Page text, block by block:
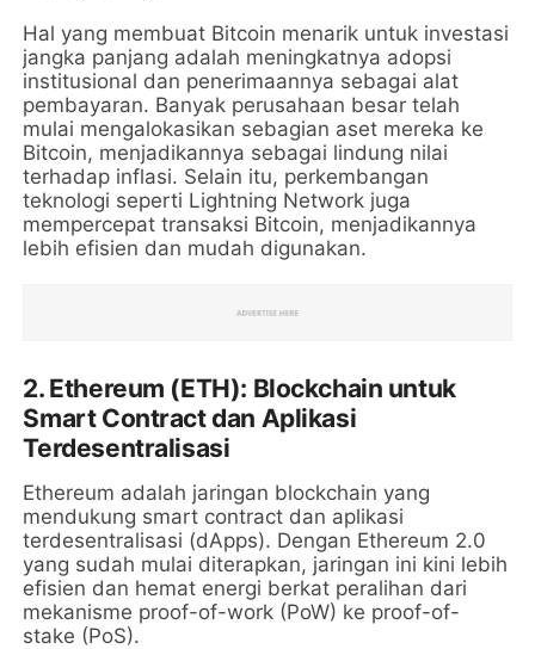
Hal yang membuat Bitcoin menarik untuk investasi
jangka panjang adalah meningkatnya adopsi
institusional dan penerimaannya sebagai alat
pembayaran. Banyak perusahaan besar telah
mulai mengalokasikan sebagian aset mereka ke
Bitcoin, menjadikannya sebagai lindung nilai
terhadap inflasi. Selain itu, perkembangan
teknologi seperti Lightning Network juga
mempercepat transaksi Bitcoin, menjadikannya
lebih efisien dan mudah digunakan.
2. Ethereum (ETH): Blockchain untuk
Smart Contract dan Aplikasi
Terdesentralisasi
Ethereum adalah jaringan blockchain yang
mendukung smart contract dan aplikasi
terdesentralisasi (dApps). Dengan Ethereum 2.0
yang sudah mulai diterapkan, jaringan ini kini lebih
efisien dan hemat energi berkat peralihan dari
mekanisme proof-of-work (PoW) ke proof-of-
stake (PoS).